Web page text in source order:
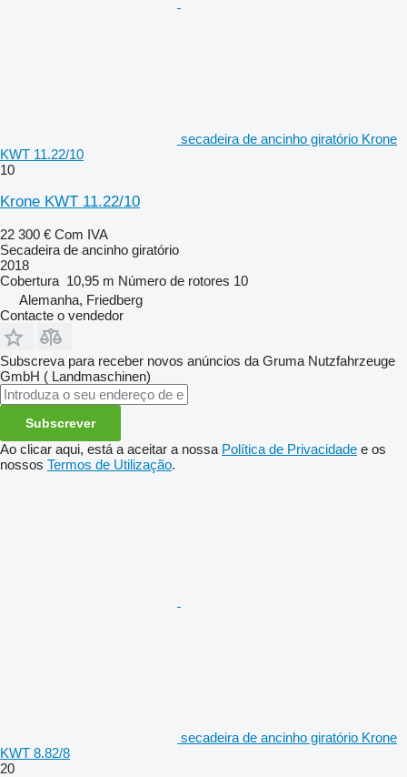
secadeira de ancinho giratório Krone
KWT 11.22/10
10
Krone KWT 11.22/10
22 300 € Com IVA
Secadeira de ancinho giratório
2018
Cobertura 10,95 m Número de rotores 10
Alemanha, Friedberg
Contacte o vendedor
Subscreva para receber novos anúncios da Gruma Nutzfahrzeuge
GmbH ( Landmaschinen)
Subscrever
Ao clicar aqui, está a aceitar a nossa Política de Privacidade e os
nossos Termos de Utilização.
secadeira de ancinho giratório Krone
KWT 8.82/8
20